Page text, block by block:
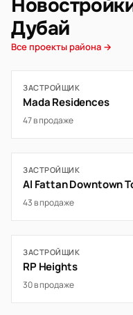
Дубай
Все проекты района →
ЗАСТРОЙЩИК
Mada Residences
47 в продаже
ЗАСТРОЙЩИК
Al Fattan Downtown
43 в продаже
ЗАСТРОЙЩИК
RP Heights
30 в продаже